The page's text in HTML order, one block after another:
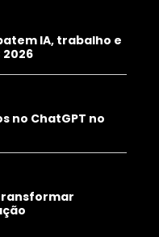
IA, trabalho e
no ChatGPT no